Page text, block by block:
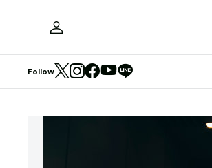
Follow